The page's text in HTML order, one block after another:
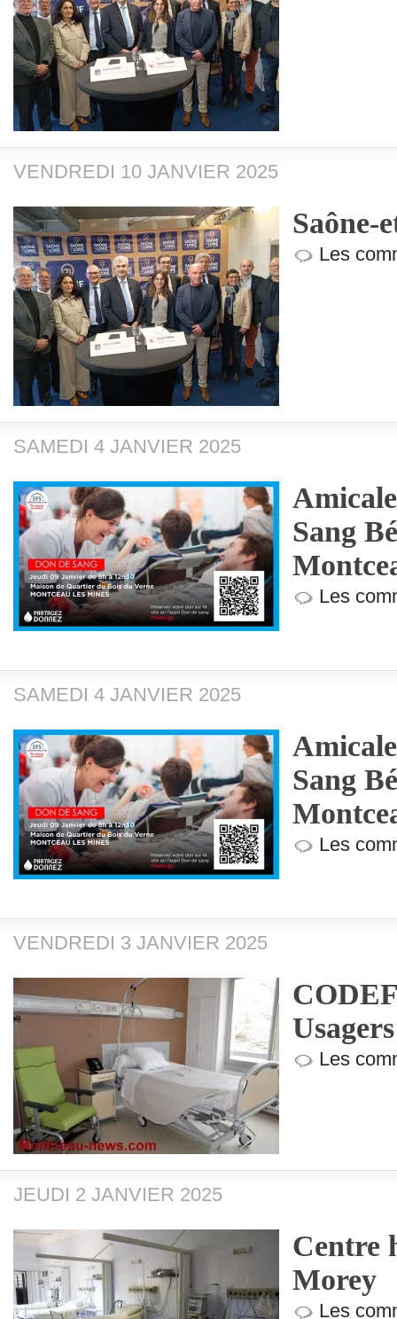
VENDREDI 10 JANVIER 2025
Saône-
Les
SAMEDI 4 JANVIER 2025
Sang
Les
SAMEDI 4 JANVIER 2025
Sang
Les
VENDREDI 3 JANVIER 2025
Les
JEUDI 2 JANVIER 2025
Centre
Morey
Les